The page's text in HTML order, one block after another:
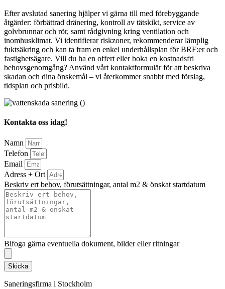
Efter avslutad sanering hjälper vi gärna till med förebyggande
åtgärder: förbättrad dränering, kontroll av tätskikt, service av
golvbrunnar och rör, samt rådgivning kring ventilation och
inomhusklimat. Vi identifierar riskzoner, rekommenderar lämplig
fuktsäkring och kan ta fram en enkel underhållsplan för BRF:er och
fastighetsägare. Vill du ha en offert eller boka en kostnadsfri
behovsgenomgång? Använd vårt kontaktformulär för att beskriva
skadan och dina önskemål – vi återkommer snabbt med förslag,
tidsplan och prisbild.
Kontakta oss idag!
Namn
Telefon
Email
Adress + Ort
Beskriv ert behov, förutsättningar, antal m2 & önskat startdatum
Bifoga gärna eventuella dokument, bilder eller ritningar
Skicka
Saneringsfirma i Stockholm